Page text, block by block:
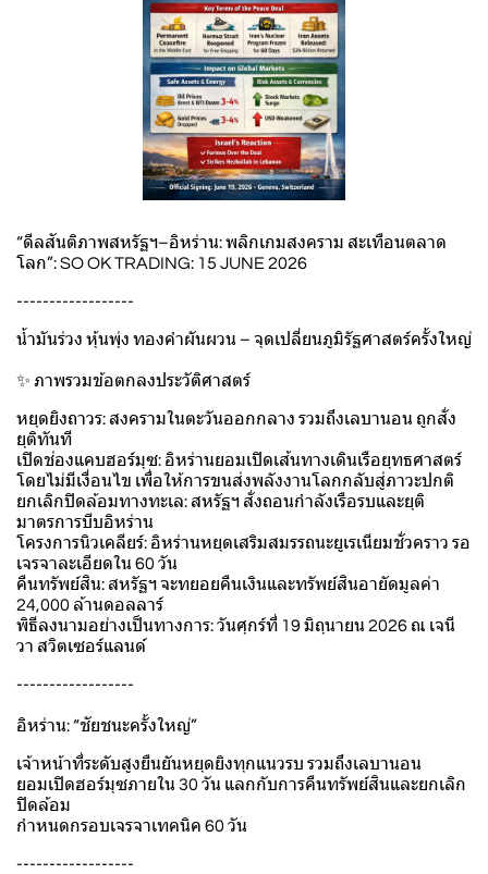
“ดีลสันติภาพสหรัฐฯ–อิหร่าน: พลิกเกมสงคราม สะเทือนตลาด
โลก”: SO OK TRADING: 15 JUNE 2026
------------------
น้ำมันร่วง หุ้นพุ่ง ทองคำผันผวน – จุดเปลี่ยนภูมิรัฐศาสตร์ครั้งใหญ่
✨ ภาพรวมข้อตกลงประวัติศาสตร์
หยุดยิงถาวร: สงครามในตะวันออกกลาง รวมถึงเลบานอน ถูกสั่ง
ยุติทันที
เปิดช่องแคบฮอร์มุซ: อิหร่านยอมเปิดเส้นทางเดินเรือยุทธศาสตร์
โดยไม่มีเงื่อนไข เพื่อให้การขนส่งพลังงานโลกกลับสู่ภาวะปกติ
ยกเลิกปิดล้อมทางทะเล: สหรัฐฯ สั่งถอนกำลังเรือรบและยุติ
มาตรการบีบอิหร่าน
โครงการนิวเคลียร์: อิหร่านหยุดเสริมสมรรถนะยูเรเนียมชั่วคราว รอ
เจรจาละเอียดใน 60 วัน
คืนทรัพย์สิน: สหรัฐฯ จะทยอยคืนเงินและทรัพย์สินอายัดมูลค่า
24,000 ล้านดอลลาร์
พิธีลงนามอย่างเป็นทางการ: วันศุกร์ที่ 19 มิถุนายน 2026 ณ เจนี
วา สวิตเซอร์แลนด์
------------------
อิหร่าน: “ชัยชนะครั้งใหญ่”
เจ้าหน้าที่ระดับสูงยืนยันหยุดยิงทุกแนวรบ รวมถึงเลบานอน
ยอมเปิดฮอร์มุซภายใน 30 วัน แลกกับการคืนทรัพย์สินและยกเลิก
ปิดล้อม
กำหนดกรอบเจรจาเทคนิค 60 วัน
------------------